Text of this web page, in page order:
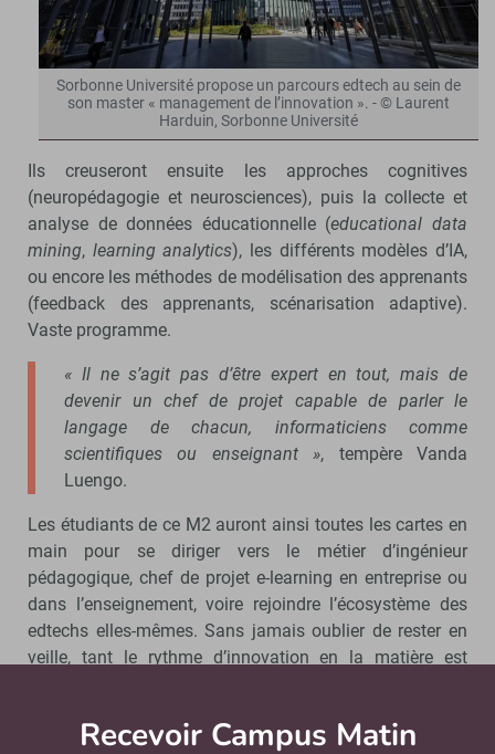
Sorbonne Université propose un parcours edtech au sein de
son master « management de l’innovation ». - © Laurent
Harduin, Sorbonne Université
Ils creuseront ensuite les approches cognitives
(neuropédagogie et neurosciences), puis la collecte et
analyse de données éducationnelle (educational data
mining, learning analytics), les différents modèles d’IA,
ou encore les méthodes de modélisation des apprenants
(feedback des apprenants, scénarisation adaptive).
Vaste programme.
« Il ne s’agit pas d’être expert en tout, mais de
devenir un chef de projet capable de parler le
langage de chacun, informaticiens comme
scientifiques ou enseignant », tempère Vanda
Luengo.
Les étudiants de ce M2 auront ainsi toutes les cartes en
main pour se diriger vers le métier d’ingénieur
pédagogique, chef de projet e-learning en entreprise ou
dans l’enseignement, voire rejoindre l’écosystème des
edtechs elles-mêmes. Sans jamais oublier de rester en
veille, tant le rythme d’innovation en la matière est
demeurent », rassure Vanda Luengo.
Recevoir Campus Matin